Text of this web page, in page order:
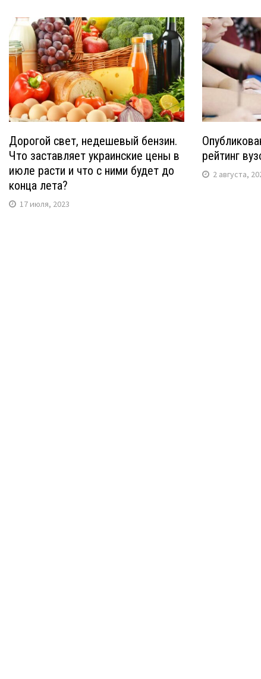
Дорогой свет, недешевый бензин.
Что заставляет украинские цены в
июле расти и что с ними будет до
конца лета?
17 июля, 2023
рейтинг
2 августа,